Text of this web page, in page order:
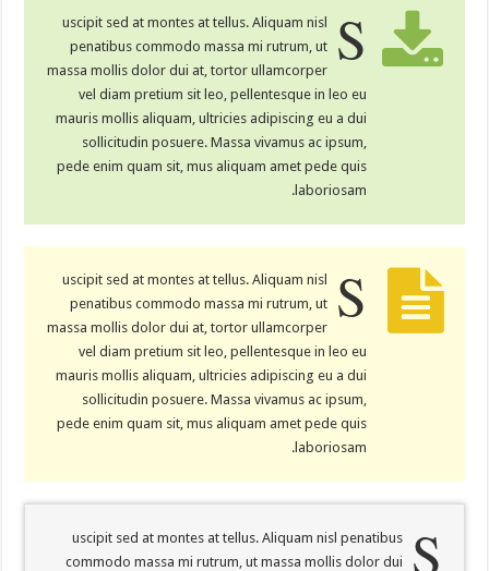
S
uscipit sed at montes at tellus. Aliquam nisl
penatibus commodo massa mi rutrum, ut
massa mollis dolor dui at, tortor ullamcorper
vel diam pretium sit leo, pellentesque in leo eu
mauris mollis aliquam, ultricies adipiscing eu a dui
sollicitudin posuere. Massa vivamus ac ipsum,
pede enim quam sit, mus aliquam amet pede quis
laboriosam.
S
uscipit sed at montes at tellus. Aliquam nisl
penatibus commodo massa mi rutrum, ut
massa mollis dolor dui at, tortor ullamcorper
vel diam pretium sit leo, pellentesque in leo eu
mauris mollis aliquam, ultricies adipiscing eu a dui
sollicitudin posuere. Massa vivamus ac ipsum,
pede enim quam sit, mus aliquam amet pede quis
laboriosam.
S
uscipit sed at montes at tellus. Aliquam nisl penatibus
commodo massa mi rutrum, ut massa mollis dolor dui